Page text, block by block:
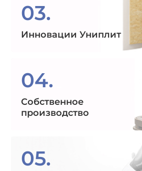
03.
Инновации Униплит
04.
Собственное
производство
05.